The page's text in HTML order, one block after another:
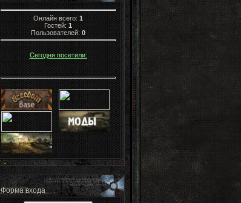
Онлайн всего: 1
Гостей: 1
Пользователей: 0
Сегодня посетили:
Форма входа